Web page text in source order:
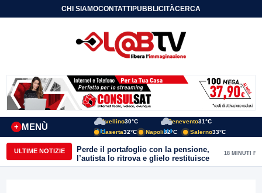
CHI SIAMOCONTATTIPUBBLICITÀCERCA
MENÙ
+
Avellino30°C Benevento31°C
Caserta32°C Napoli32°C Salerno33°C
ULTIME NOTIZIE
Perde il portafoglio con la pensione,
l’autista lo ritrova e glielo restituisce
18 MINUTI FA